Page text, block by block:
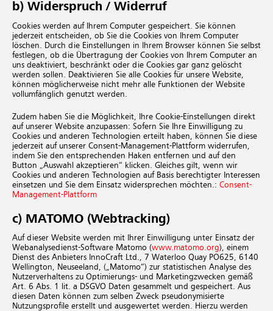
b) Widerspruch / Widerruf
Cookies werden auf Ihrem Computer gespeichert. Sie können
jederzeit entscheiden, ob Sie die Cookies von Ihrem Computer
löschen. Durch die Einstellungen in Ihrem Browser können Sie selbst
festlegen, ob die Übertragung der Cookies von Ihrem Computer an
uns deaktiviert, beschränkt oder die Cookies gar ganz gelöscht
werden sollen. Deaktivieren Sie alle Cookies für unsere Website,
können möglicherweise nicht mehr alle Funktionen der Website
vollumfänglich genutzt werden.
Zudem haben Sie die Möglichkeit, Ihre Cookie-Einstellungen direkt
auf unserer Website anzupassen: Sofern Sie Ihre Einwilligung zu
Cookies und anderen Technologien erteilt haben, können Sie diese
jederzeit auf unserer Consent-Management-Plattform widerrufen,
indem Sie den entsprechenden Haken entfernen und auf den
Button „Auswahl akzeptieren“ klicken. Gleiches gilt, wenn wir
Cookies und anderen Technologien auf Basis berechtigter Interessen
einsetzen und Sie dem Einsatz widersprechen möchten.: Consent-
Management-Plattform
c) MATOMO (Webtracking)
Auf dieser Website werden mit Ihrer Einwilligung unter Einsatz der
Webanalysedienst-Software Matomo (www.matomo.org), einem
Dienst des Anbieters InnoCraft Ltd., 7 Waterloo Quay PO625, 6140
Wellington, Neuseeland, („Matomo“) zur statistischen Analyse des
Nutzerverhaltens zu Optimierungs- und Marketingzwecken gemäß
Art. 6 Abs. 1 lit. a DSGVO Daten gesammelt und gespeichert. Aus
diesen Daten können zum selben Zweck pseudonymisierte
Nutzungsprofile erstellt und ausgewertet werden. Hierzu werden